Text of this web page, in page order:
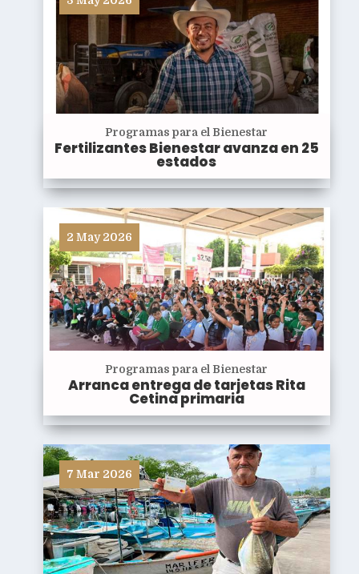
Programas para el Bienestar
Fertilizantes Bienestar avanza en 25
estados
2 May 2026
Programas para el Bienestar
Arranca entrega de tarjetas Rita
Cetina primaria
7 Mar 2026